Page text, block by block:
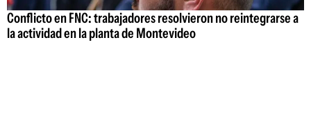
Conflicto en FNC: trabajadores resolvieron no reintegrarse a
la actividad en la planta de Montevideo